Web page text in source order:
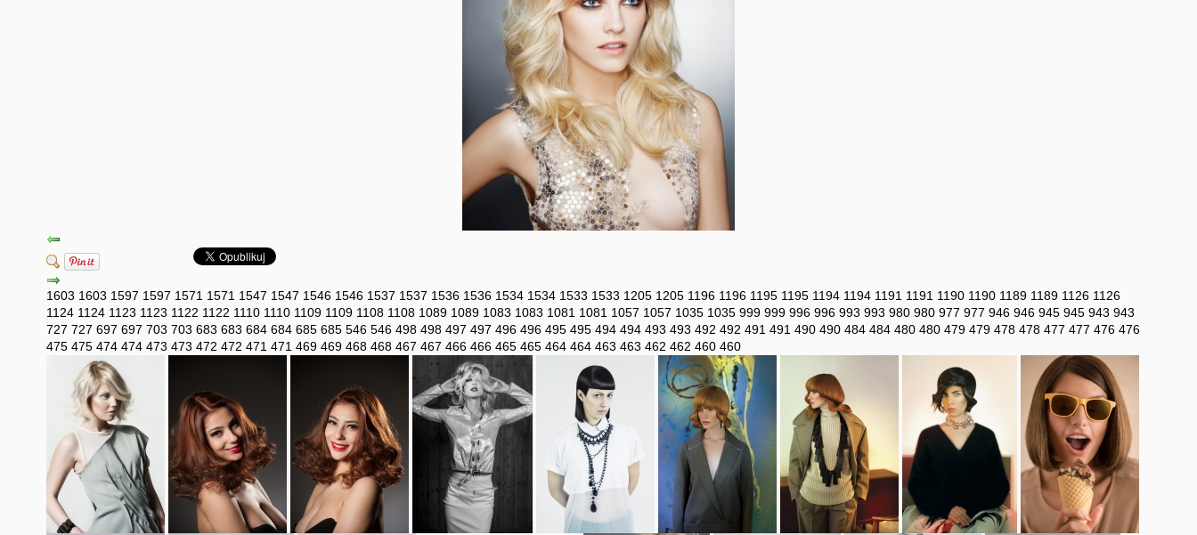
1603 1603 1597 1597 1571 1571 1547 1547 1546 1546 1537 1537 1536 1536 1534 1534 1533 1533 1205 1205 1196 1196 1195 1195 1194 1194 1191 1191 1190 1190 1189 1189 1126 1126
1124 1124 1123 1123 1122 1122 1110 1110 1109 1109 1108 1108 1089 1089 1083 1083 1081 1081 1057 1057 1035 1035 999 999 996 996 993 993 980 980 977 977 946 946 945 945 943 943
727 727 697 697 703 703 683 683 684 684 685 685 546 546 498 498 497 497 496 496 495 495 494 494 493 493 492 492 491 491 490 490 484 484 480 480 479 479 478 478 477 477 476 476
475 475 474 474 473 473 472 472 471 471 469 469 468 468 467 467 466 466 465 465 464 464 463 463 462 462 460 460